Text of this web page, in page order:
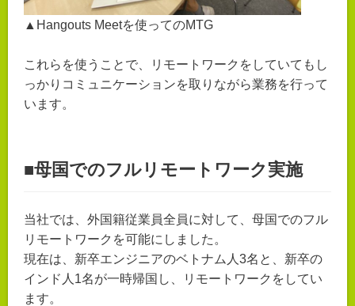
▲Hangouts Meetを使ってのMTG
これらを使うことで、リモートワークをしていてもし
っかりコミュニケーションを取りながら業務を行って
います。
■母国でのフルリモートワーク実施
当社では、外国籍従業員全員に対して、母国でのフル
リモートワークを可能にしました。
現在は、新卒エンジニアのベトナム人3名と、新卒の
インド人1名が一時帰国し、リモートワークをしてい
ます。